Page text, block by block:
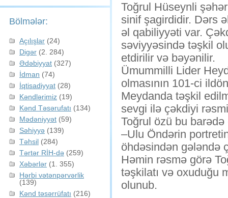
Bölmələr:
Açılışlar (24)
Digər (2. 284)
Ədəbiyyat (327)
İdman (74)
İqtisadiyyat (28)
Kəndlərimiz (19)
Kənd Təsərufatı (134)
Mədəniyyət (59)
Səhiyyə (139)
Təhsil (284)
Tərtər RİH-də (259)
Xəbərlər (1. 355)
Hərbi vətənpərvərlik
(139)
Kənd təsərrüfatı (216)
Toğrul Hüseynli
sinif şagirdidir. Dərs
əl qabiliyyəti var.
səviyyəsində təşkil
etdirilir və bəyənilir.
Ümummilli Lider
olmasının 101-ci
Meydanda təşkil
sevgi ilə çəkdiyi
Toğrul özü bu barədə
–Ulu Öndərin
öhdəsindən gələndə
Həmin rəsmə görə
təşkilatı və oxuduğu
olunub.